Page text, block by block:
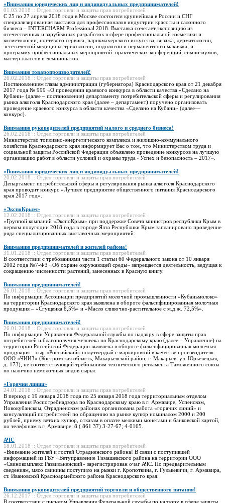
«Вниманию юридических лиц и индивидуальных предпринимателей!
01.03.2018 :: Отдел торговли и защиты прав потребителей
С 25 по 27 апреля 2018 года в Москве состоится крупнейшая в России и СНГ
специализированная выставка для профессионалов индустрии красоты и салонного
бизнеса – INTERCHARM Professional 2018. Выставка сочетает экспозицию из
отечественных и зарубежных разработок в сфере профессиональной косметики и
косметологии, ногтевого сервиса, парикмахерского искусства, визажа, дерматологии,
эстетической медицины, трихологии, подологии и перманентного макияжа, и
программу профессиональных мероприятий: практических конференций, симпозиумов,
мастер-классов и чемпионатов.
Вниманию товаропроизводителей!
26.02.2018 :: Отдел торговли и защиты прав потребителей
Постановлением главы администрации (губернатора) Краснодарского края от 21 декабря
2017 года № 999 «О проведении краевого конкурса в области качества «Сделано на
Кубани» (далее – постановление) департаменту потребительской сферы и регулирования
рынка алкоголя Краснодарского края (далее – департамент) поручено организовать
проведение краевого конкурса в области качества «Сделано на Кубани» (далее—
конкурс).
Вниманию руководителей предприятий малого и среднего бизнеса!
26.02.2018 :: Отдел торговли и защиты прав потребителей
Министерство топливно-энергетического комплекса и жилищно-коммунального
хозяйства Краснодарского края информирует Вас о том, что Министерством труда и
социальной защиты Российской Федерации объявлено проведение конкурсов на лучшую
организацию работ в области условий и охраны труда «Успех и безопасность – 2017».
«Вниманию юридических лиц и индивидуальных предпринимателей!
20.02.2018 :: Отдел торговли и защиты прав потребителей
Департамент потребительской сферы и регулирования рынка алкоголя Краснодарского
края проводит конкурс «Лучшее предприятие общественного питания Краснодарского
края 2017 год».
«ЭкспоКрым»
12.02.2018 :: Отдел торговли и защиты прав потребителей
«Группой компаний «ЭкспоКрым» при поддержке Совета министров республики Крым в
первом полугодии 2018 года в городе Ялта Республики Крым запланировано проведение
ряда специализированных выставочных мероприятий:
Вниманию предпринимателей и жителей района!
31.01.2018 :: Отдел торговли и защиты прав потребителей
В соответствии с требованиями части 1 статьи 60 Федерального закона от 10 января
2002 года №7-ФЗ «Об охране окружающей среды» запрещается деятельность, ведущая к
сокращению численности растений, занесенных в Красную книгу.
Вниманию предпринимателей!
26.01.2018 :: Отдел торговли и защиты прав потребителей
По информации Ассоциации предприятий молочной промышленности «Кубаньмолоко»
на территории Краснодарского края выявлена в обороте фальсифицированная молочная
продукция – «Сгущенка 8,5%» и «Масло сливочно-растительное с м.д.ж. 72,5%».
Вниманию предпринимателей!
26.01.2018 :: Отдел торговли и защиты прав потребителей
По информации Управления Федеральной службы по надзору в сфере защиты прав
потребителей и благополучия человека по Краснодарскому краю (далее – Управление) на
территории Российской Федерации выявлена в обороте фальсифицированная молочная
продукция – сыр «Российский» полутвердый с маркировкой в качестве производителя
ООО «ЧИИЗ» (Костромская область, Макарьевский район, г. Макарьев, ул. Юрьевецкая,
д. 173), не соответствующий требованиям технического регламента Таможенного союза
по наличию немолочных видов сырья.
«Горячии линии»
24.01.2018 :: Отдел торговли и защиты прав потребителей
В период с 19 января 2018 года по 25 января 2018 года территориальным отделом
Управления Роспотребнадзора по Краснодарскому краю в г. Армавире, Успенском,
Новокубанском, Отрадненском районах организована работа «горячих линий» и
консультаций потребителей по обращению на рынке купюр номиналом 2000 и 200
рублей, приему ветхих купюр, отказам в оплате мелкими монетами и банковской картой,
по телефонам в г. Армавире: 8 ( 861 37) 3-27-67; 4-0165.
АЧС
18.01.2018 :: Отдел торговли и защиты прав потребителей
«Внимание жителей и гостей Отрадненского района! В связи с поступившей
информацией из ГБУ «Ветуправление Тимашевского района на территории ООО
«Свинокомплекс Развильненский» зарегистрирован очаг АЧС. По предварительным
сведениям, мясо свинины поступило на рынки г. Кропоткина, г. Гулькевичи, г. Армавира,
ст. Ивановской Красноармейского района Краснодарского края.
Вниманию руководителей предприятий торговли и общественного питания!
26.12.2017 :: Отдел торговли и защиты прав потребителей
В соответствии с письмом Управления Федеральной службы по надзору в сфере защиты